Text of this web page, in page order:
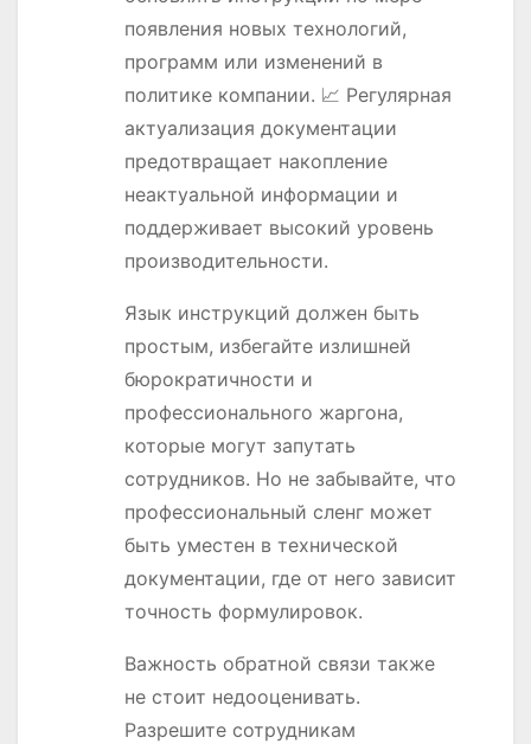
появления новых технологий,
программ или изменений в
политике компании. 📈 Регулярная
актуализация документации
предотвращает накопление
неактуальной информации и
поддерживает высокий уровень
производительности.
Язык инструкций должен быть
простым, избегайте излишней
бюрократичности и
профессионального жаргона,
которые могут запутать
сотрудников. Но не забывайте, что
профессиональный сленг может
быть уместен в технической
документации, где от него зависит
точность формулировок.
Важность обратной связи также
не стоит недооценивать.
Разрешите сотрудникам